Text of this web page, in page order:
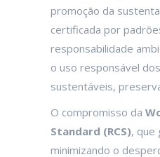
promoção da
certificada por
responsabilidade
o uso responsável
sustentáveis,
O compromisso da
Standard (RCS), que
minimizando o